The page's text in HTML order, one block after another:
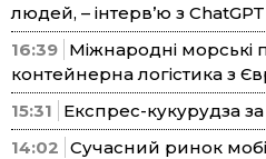
людей, – інтерв’ю з ChatGPT
16:39 Міжнародні морські
контейнерна логістика з
15:31
Експрес-кукурудза
14:02 Сучасний ринок